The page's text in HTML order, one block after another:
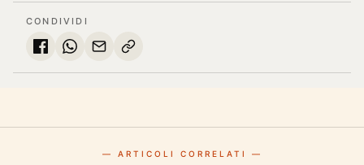
CONDIVIDI
— ARTICOLI CORRELATI —